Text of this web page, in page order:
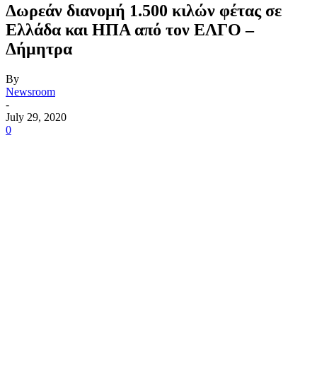
Δωρεάν διανομή 1.500 κιλών φέτας σε
Ελλάδα και ΗΠΑ από τον ΕΛΓΟ –
Δήμητρα
By
Newsroom
-
July 29, 2020
0